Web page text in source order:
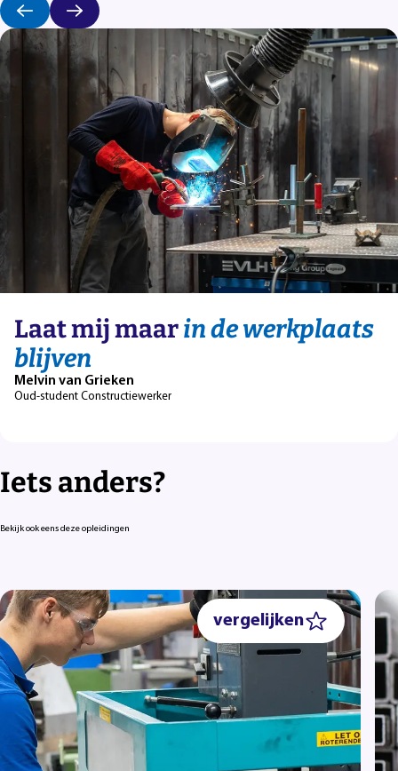
Laat mij maarin de werkplaats
blijven
Melvin van Grieken
Oud-student Constructiewerker
Iets anders?
Bekijk ook eens deze opleidingen
vergelijken